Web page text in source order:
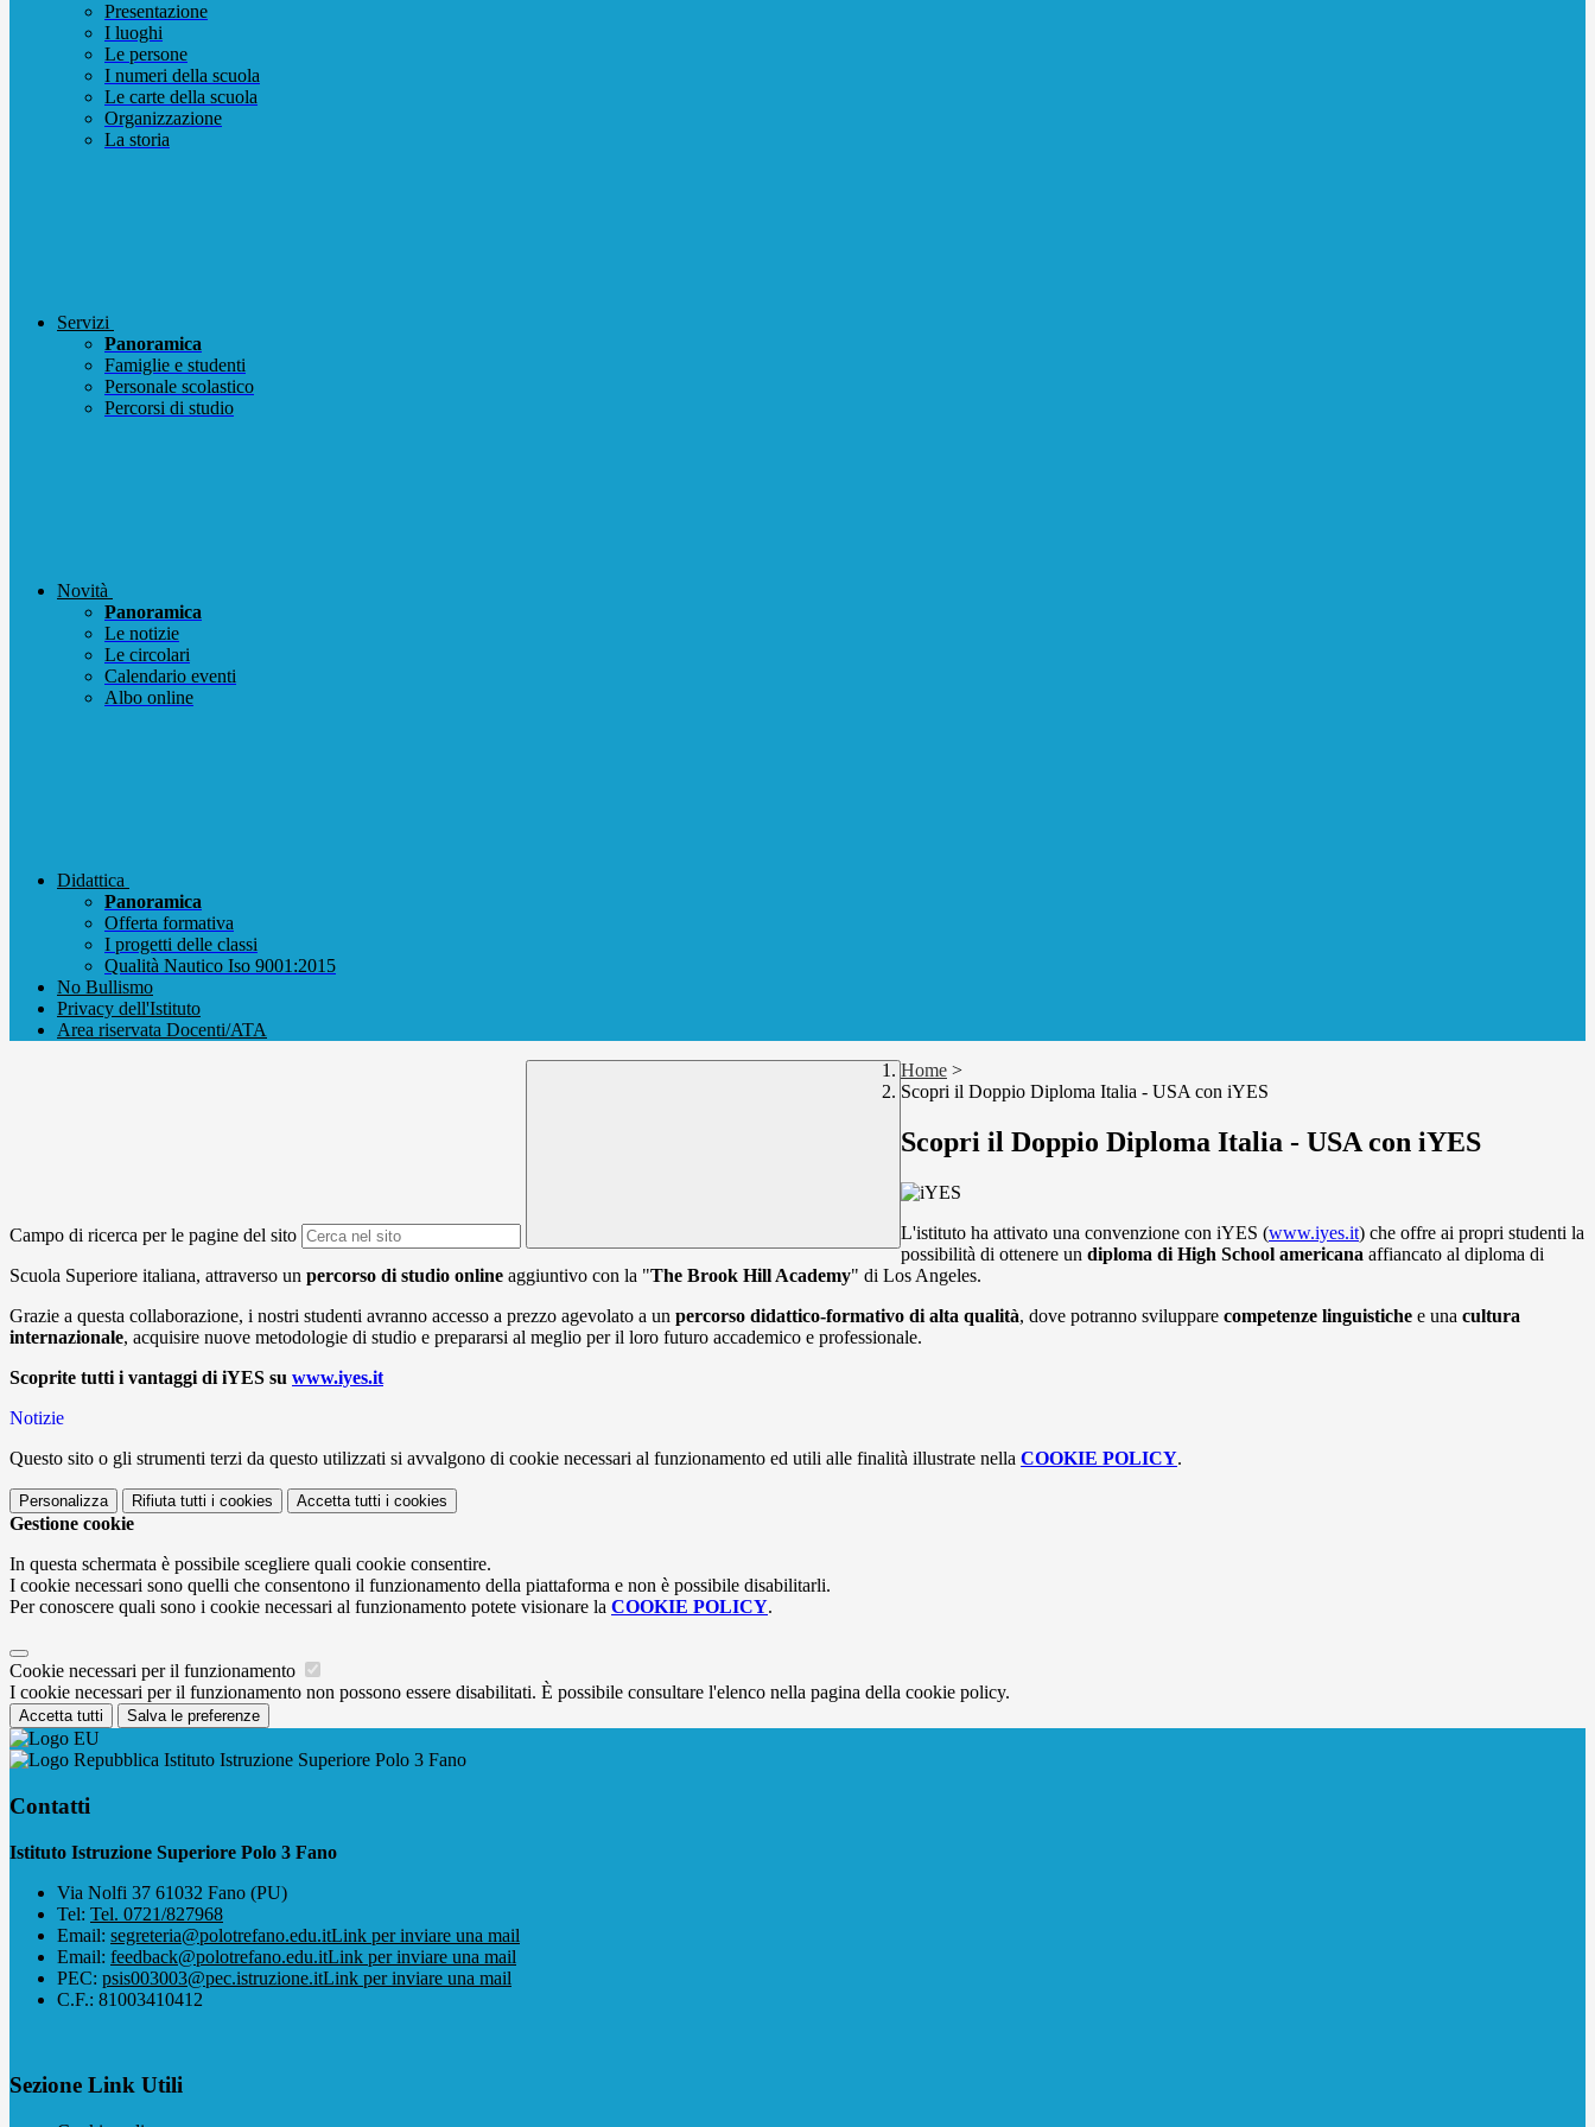
Presentazione
I luoghi
Le persone
I numeri della scuola
Le carte della scuola
Organizzazione
La storia
Servizi
Panoramica
Famiglie e studenti
Personale scolastico
Percorsi di studio
Novità
Panoramica
Le notizie
Le circolari
Calendario eventi
Albo online
Didattica
Panoramica
Offerta formativa
I progetti delle classi
Qualità Nautico Iso 9001:2015
No Bullismo
Privacy dell'Istituto
Area riservata Docenti/ATA
Campo di ricerca per le pagine del sito
Home >
Scopri il Doppio Diploma Italia - USA con iYES
Scopri il Doppio Diploma Italia - USA con iYES
L'istituto ha attivato una convenzione con iYES (www.iyes.it) che offre ai propri studenti la
possibilità di ottenere un diploma di High School americana affiancato al diploma di
Scuola Superiore italiana, attraverso un percorso di studio online aggiuntivo con la "The Brook Hill Academy" di Los Angeles.
Grazie a questa collaborazione, i nostri studenti avranno accesso a prezzo agevolato a un percorso didattico-formativo di alta qualità, dove potranno sviluppare competenze linguistiche e una cultura
internazionale, acquisire nuove metodologie di studio e prepararsi al meglio per il loro futuro accademico e professionale.
Scoprite tutti i vantaggi di iYES su www.iyes.it
Notizie
Questo sito o gli strumenti terzi da questo utilizzati si avvalgono di cookie necessari al funzionamento ed utili alle finalità illustrate nella COOKIE POLICY.
Personalizza Rifiuta tutti i cookies Accetta tutti i cookies
Gestione cookie
In questa schermata è possibile scegliere quali cookie consentire.
I cookie necessari sono quelli che consentono il funzionamento della piattaforma e non è possibile disabilitarli.
Per conoscere quali sono i cookie necessari al funzionamento potete visionare la COOKIE POLICY.
Cookie necessari per il funzionamento
I cookie necessari per il funzionamento non possono essere disabilitati. È possibile consultare l'elenco nella pagina della cookie policy.
Accetta tutti Salva le preferenze
Istituto Istruzione Superiore Polo 3 Fano
Contatti
Istituto Istruzione Superiore Polo 3 Fano
Via Nolfi 37 61032 Fano (PU)
Tel: Tel. 0721/827968
Email: segreteria@polotrefano.e​du.itLink per inviare una mail
Email: feedback@polotrefano.edu.itLink per inviare una mail
PEC: psis003003@pec.istruzione.itLink per inviare una mail
C.F.: 81003410412
Sezione Link Utili